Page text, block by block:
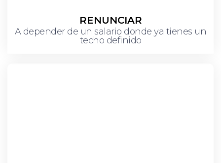
RENUNCIAR
A depender de un salario donde ya tienes un
techo definido